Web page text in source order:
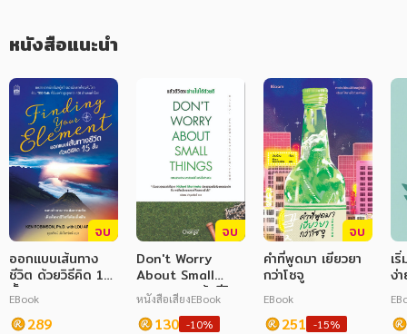
การเรียน การศึกษา
ภาษาศาสตร์
หนังสือเด็ก
การพัฒนาตนเอง
ความรู้ทั่วไป
การ์ตูนความรู้ การ์ตูน
การ์ตูนมังงะ (Manga)
หนังสือแนะนำ
จบ
ออกแบบเส้นทาง
ชีวิต ด้วยวิธีคิด 15
ขั้น
EBook
289
จบ
Don't Worry
About Small
Things : แล้วชีวิต
จะผ่านไปได้ด้วยดี
หนังสือเสียงEBook
130 -10%
จบ
คำที่พูดมา เยียวยา
กว่าโซจู
EBook
251 -15%
เ
ง่